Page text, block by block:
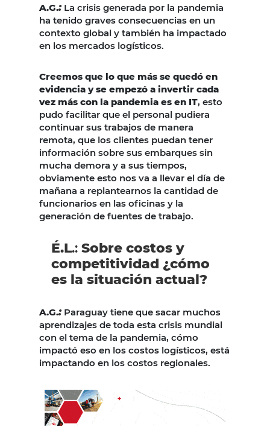
A.G.:La crisis generada por la pandemia
ha tenido graves consecuencias en un
contexto global y también ha impactado
en los mercados logísticos.
Creemos que lo que más se quedó en
evidencia y se empezó a invertir cada
vez más con la pandemia es en IT, esto
pudo facilitar que el personal pudiera
continuar sus trabajos de manera
remota, que los clientes puedan tener
información sobre sus embarques sin
mucha demora y a sus tiempos,
obviamente esto nos va a llevar el día de
mañana a replantearnos la cantidad de
funcionarios en las oficinas y la
generación de fuentes de trabajo.
É.L.: Sobre costos y
competitividad ¿cómo
es la situación actual?
A.G.:Paraguay tiene que sacar muchos
aprendizajes de toda esta crisis mundial
con el tema de la pandemia, cómo
impactó eso en los costos logísticos, está
impactando en los costos regionales.